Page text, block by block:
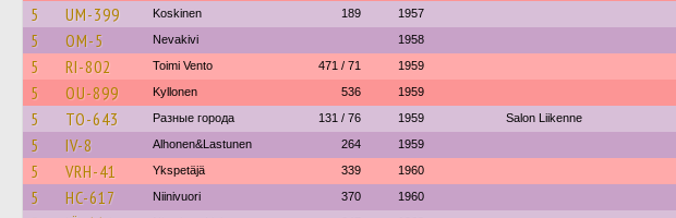
5 UM-399 Koskinen 189 1957
5 OM-5 Nevakivi 1958
5 RI-802 Toimi Vento 471 / 71 1959
5 OU-899 Kyllonen 536 1959
5 TO-643 Разные города 131 / 76 1959 Salon Liikenne
5 IV-8 Alhonen&Lastunen 264 1959
5 VRH-41 Ykspetäjä 339 1960
5 HC-617 Niinivuori 370 1960